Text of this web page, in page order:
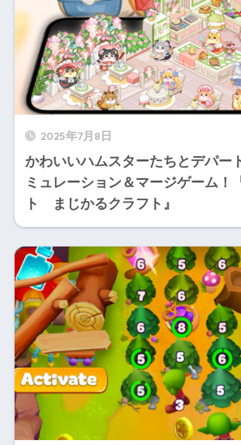
2025年7月8日
かわいいハムスターたちとデパー
ミュレーション＆マージゲーム！
ト まじかるクラフト』